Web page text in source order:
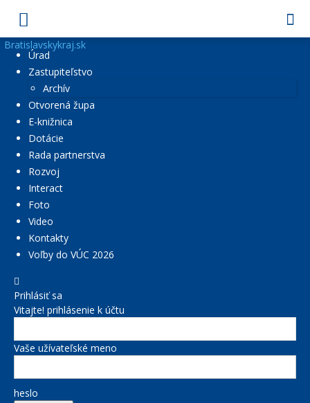
Bratislavskykraj.sk
Úrad
Zastupiteľstvo
Archív
Otvorená župa
E-knižnica
Dotácie
Rada partnerstva
Rozvoj
Interact
Foto
Video
Kontakty
Voľby do VÚC 2026
Prihlásiť sa
Vitajte! prihlásenie k účtu
Vaše užívateľské meno
heslo